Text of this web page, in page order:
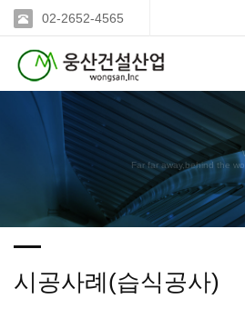
02-2652-4565
Far far away,behind the
시공사례(습식공사)